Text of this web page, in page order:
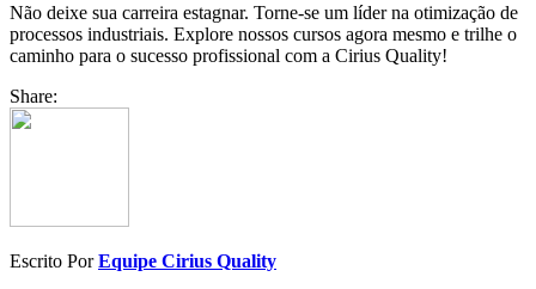
Não deixe sua carreira estagnar. Torne-se um líder na otimização de
processos industriais. Explore nossos cursos agora mesmo e trilhe o
caminho para o sucesso profissional com a Cirius Quality!
Share:
Escrito PorEquipe Cirius Quality